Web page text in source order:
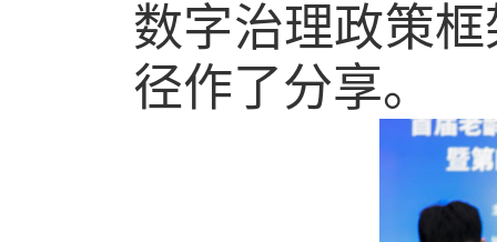
数字治理政策
径作了分享。